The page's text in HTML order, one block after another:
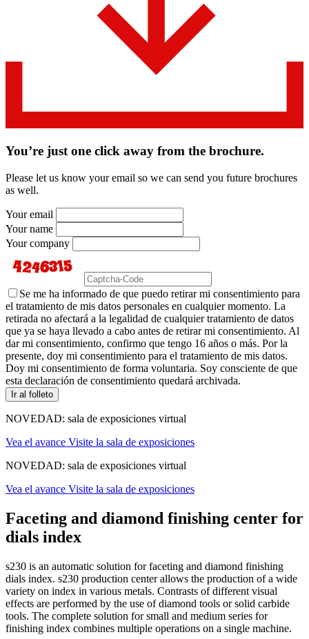
You’re just one click away from the brochure.
Please let us know your email so we can send you future brochures
as well.
Your email
Your name
Your company
Se me ha informado de que puedo retirar mi consentimiento para
el tratamiento de mis datos personales en cualquier momento. La
retirada no afectará a la legalidad de cualquier tratamiento de datos
que ya se haya llevado a cabo antes de retirar mi consentimiento. Al
dar mi consentimiento, confirmo que tengo 16 años o más. Por la
presente, doy mi consentimiento para el tratamiento de mis datos.
Doy mi consentimiento de forma voluntaria. Soy consciente de que
esta declaración de consentimiento quedará archivada.
Ir al folleto
NOVEDAD: sala de exposiciones virtual
Vea el avance Visite la sala de exposiciones
NOVEDAD: sala de exposiciones virtual
Vea el avance Visite la sala de exposiciones
Faceting and diamond finishing center for
dials index
s230 is an automatic solution for faceting and diamond finishing
dials index. s230 production center allows the production of a wide
variety on index in various metals. Contrasts of different visual
effects are performed by the use of diamond tools or solid carbide
tools. The complete solution for small and medium series for
finishing index combines multiple operations on a single machine.